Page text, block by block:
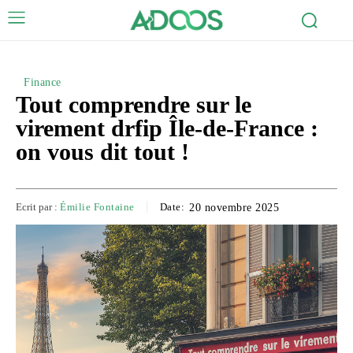
Finance
Tout comprendre sur le
virement drfip Île-de-France :
on vous dit tout !
Ecrit par : Émilie Fontaine Date: 20 novembre 2025